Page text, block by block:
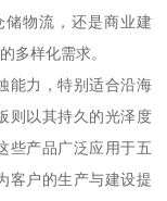
物流，还是商业建
多样化需求。
能力，特别适合沿海
则以其持久的光泽度
些产品广泛应用于五
客户的生产与建设提